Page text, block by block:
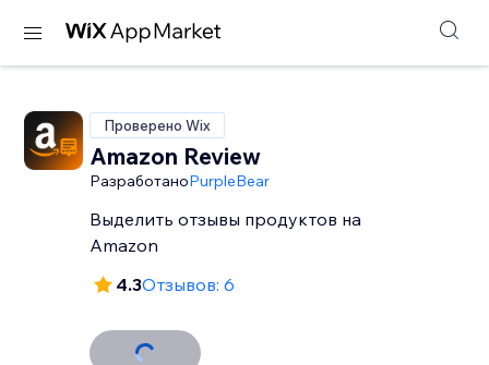
Проверено Wix
Amazon Review
РазработаноPurpleBear
Выделить отзывы продуктов на
Amazon
4.3Отзывов: 6